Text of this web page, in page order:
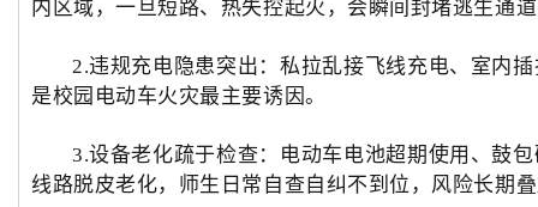
内区域，一旦短路、热失控起火，会瞬间封堵逃生通
2.违规充电隐患突出：私拉乱接飞线充电、室内
是校园电动车火灾最主要诱因。
3.设备老化疏于检查：电动车电池超期使用、鼓
线路脱皮老化，师生日常自查自纠不到位，风险长期